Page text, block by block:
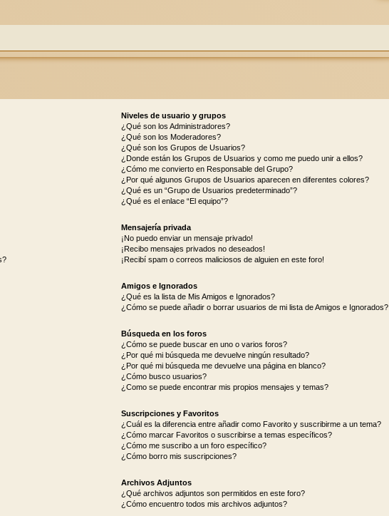
Niveles de usuario y grupos
¿Qué son los Administradores?
¿Qué son los Moderadores?
¿Qué son los Grupos de Usuarios?
¿Donde están los Grupos de Usuarios y como me puedo unir a ellos?
¿Cómo me convierto en Responsable del Grupo?
¿Por qué algunos Grupos de Usuarios aparecen en diferentes colores?
¿Qué es un “Grupo de Usuarios predeterminado”?
¿Qué es el enlace “El equipo”?
Mensajería privada
¡No puedo enviar un mensaje privado!
¡Recibo mensajes privados no deseados!
¡Recibí spam o correos maliciosos de alguien en este foro!
Amigos e Ignorados
¿Qué es la lista de Mis Amigos e Ignorados?
¿Cómo se puede añadir o borrar usuarios de mi lista de Amigos e Ignorados?
Búsqueda en los foros
¿Cómo se puede buscar en uno o varios foros?
¿Por qué mi búsqueda me devuelve ningún resultado?
¿Por qué mi búsqueda me devuelve una página en blanco?
¿Cómo busco usuarios?
¿Como se puede encontrar mis propios mensajes y temas?
Suscripciones y Favoritos
¿Cuál es la diferencia entre añadir como Favorito y suscribirme a un tema?
¿Cómo marcar Favoritos o suscribirse a temas específicos?
¿Cómo me suscribo a un foro específico?
¿Cómo borro mis suscripciones?
Archivos Adjuntos
¿Qué archivos adjuntos son permitidos en este foro?
¿Cómo encuentro todos mis archivos adjuntos?